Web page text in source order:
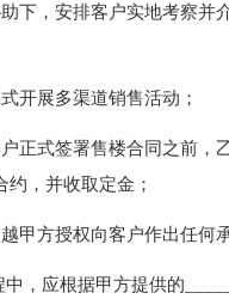
，安排客户实地考察并
展多渠道销售活动；
式签署售楼合同之前，
，并收取定金；
方授权向客户作出任何承
应根据甲方提供的